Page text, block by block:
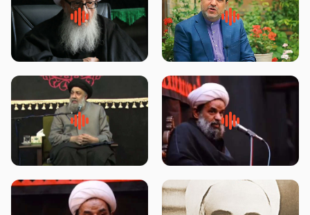
پیامبر صلی الله علیه وآله و سلم
فرمودند وای بر بچه های آخر
زوّار اربعین امام حسین (علیه
السلام) با این اشتیاق به زیارت
روضه جانسوز پاره های جگر امام
حسن مجتبی علیه السلام-حجت
لقب حضرت رقیه سلام الله علیها به
چه معناست – حجت الاسلام علوی